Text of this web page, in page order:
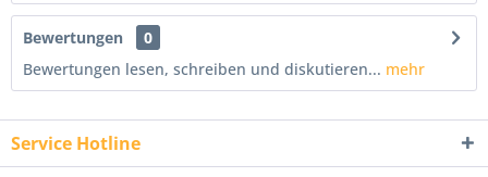
Bewertungen
0
Bewertungen lesen, schreiben und diskutieren... mehr
Service Hotline